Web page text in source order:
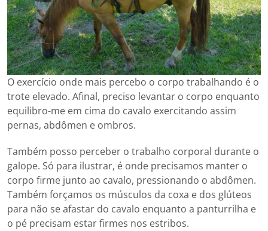
O exercício onde mais percebo o corpo trabalhando é o
trote elevado. Afinal, preciso levantar o corpo enquanto
equilibro-me em cima do cavalo exercitando assim
pernas, abdômen e ombros.
Também posso perceber o trabalho corporal durante o
galope. Só para ilustrar, é onde precisamos manter o
corpo firme junto ao cavalo, pressionando o abdômen.
Também forçamos os músculos da coxa e dos glúteos
para não se afastar do cavalo enquanto a panturrilha e
o pé precisam estar firmes nos estribos.